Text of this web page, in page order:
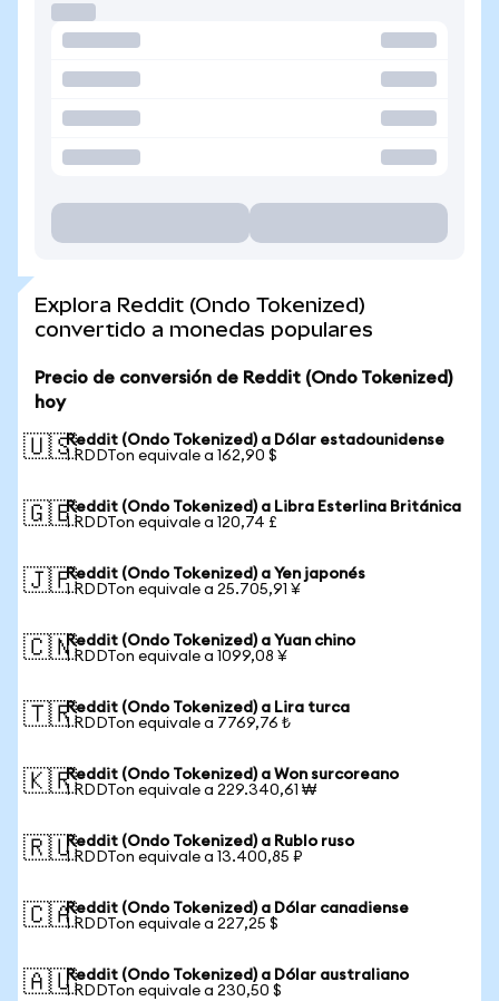
Explora Reddit (Ondo Tokenized)
convertido a monedas populares
Precio de conversión de Reddit (Ondo Tokenized)
hoy
🇺🇸Reddit (Ondo Tokenized) a Dólar estadounidense
1 RDDTon equivale a 162,90 $
🇬🇧Reddit (Ondo Tokenized) a Libra Esterlina Británica
1 RDDTon equivale a 120,74 £
🇯🇵Reddit (Ondo Tokenized) a Yen japonés
1 RDDTon equivale a 25.705,91 ¥
🇨🇳Reddit (Ondo Tokenized) a Yuan chino
1 RDDTon equivale a 1099,08 ¥
🇹🇷Reddit (Ondo Tokenized) a Lira turca
1 RDDTon equivale a 7769,76 ₺
🇰🇷Reddit (Ondo Tokenized) a Won surcoreano
1 RDDTon equivale a 229.340,61 ₩
🇷🇺Reddit (Ondo Tokenized) a Rublo ruso
1 RDDTon equivale a 13.400,85 ₽
🇨🇦Reddit (Ondo Tokenized) a Dólar canadiense
1 RDDTon equivale a 227,25 $
🇦🇺Reddit (Ondo Tokenized) a Dólar australiano
1 RDDTon equivale a 230,50 $